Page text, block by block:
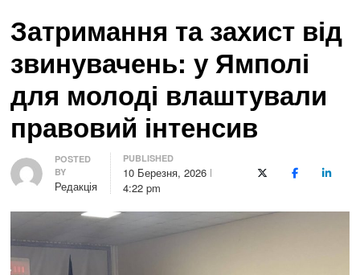
Затримання та захист від
звинувачень: у Ямполі
для молоді влаштували
правовий інтенсив
Author
POSTED
BY
Редакція
PUBLISHED
10 Березня, 2026
4:22 pm
X (Twitter)Facebook